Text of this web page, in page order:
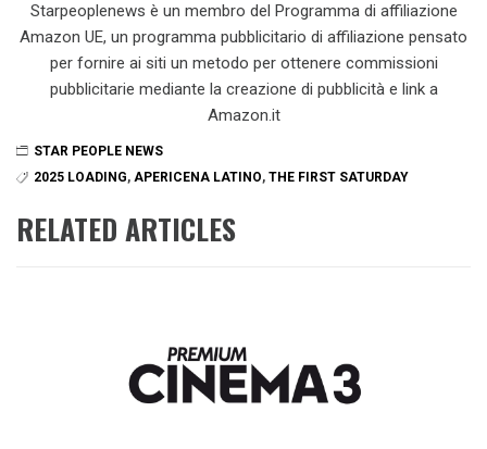
Starpeoplenews è un membro del Programma di affiliazione
Amazon UE, un programma pubblicitario di affiliazione pensato
per fornire ai siti un metodo per ottenere commissioni
pubblicitarie mediante la creazione di pubblicità e link a
Amazon.it
STAR PEOPLE NEWS
2025 LOADING, APERICENA LATINO, THE FIRST SATURDAY
RELATED ARTICLES